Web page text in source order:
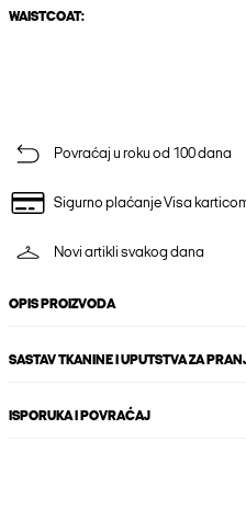
WAISTCOAT:
Povraćaj u roku od 100 dana
Sigurno plaćanje Visa
Novi artikli svakog dana
OPIS PROIZVODA
SASTAV TKANINE I UPUTSTVA ZA
ISPORUKA I POVRAĆAJ